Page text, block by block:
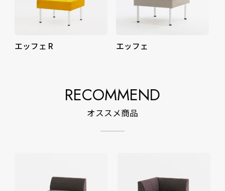
エッフェ R エッフェ
RECOMMEND
オススメ商品